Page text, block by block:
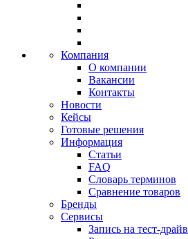
Компания
О компании
Вакансии
Контакты
Новости
Кейсы
Готовые решения
Информация
Статьи
FAQ
Словарь терминов
Сравнение товаров
Бренды
Сервисы
Запись на тест-драйв